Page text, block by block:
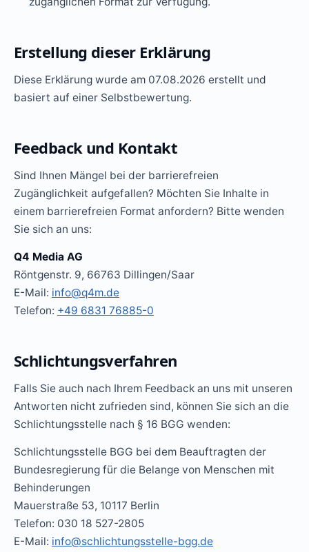
Erstellung dieser Erklärung
Diese Erklärung wurde am 07.08.2026 erstellt und
basiert auf einer Selbstbewertung.
Feedback und Kontakt
Sind Ihnen Mängel bei der barrierefreien
Zugänglichkeit aufgefallen? Möchten Sie Inhalte in
einem barrierefreien Format anfordern? Bitte wenden
Sie sich an uns:
Q4 Media AG
Röntgenstr. 9, 66763 Dillingen/Saar
E-Mail: info@q4m.de
Telefon: +49 6831 76885-0
Schlichtungsverfahren
Falls Sie auch nach Ihrem Feedback an uns mit unseren
Antworten nicht zufrieden sind, können Sie sich an die
Schlichtungsstelle nach § 16 BGG wenden:
Schlichtungsstelle BGG bei dem Beauftragten der
Bundesregierung für die Belange von Menschen mit
Behinderungen
Mauerstraße 53, 10117 Berlin
Telefon: 030 18 527-2805
E-Mail: info@schlichtungsstelle-bgg.de